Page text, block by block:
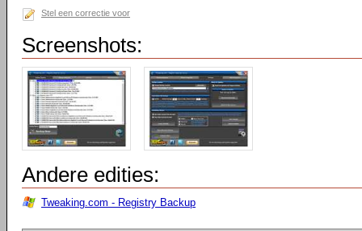
Stel een correctie voor
Screenshots:
Andere edities:
Tweaking.com - Registry Backup